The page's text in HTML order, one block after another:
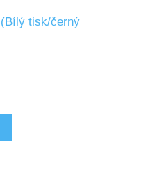
(Bílý tisk/černý